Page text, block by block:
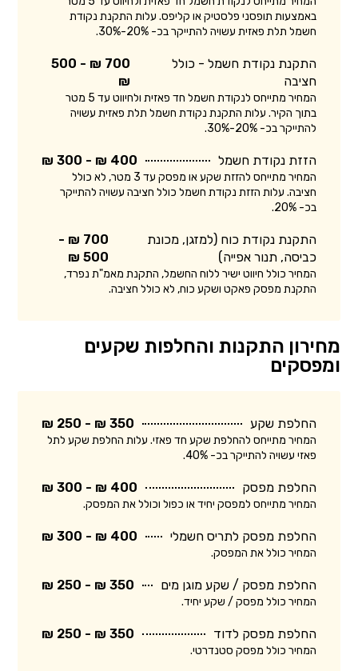
באמצעות תופסני פלסטיק או קליפס. עלות התקנת נקודת
חשמל תלת פאזית עשויה להתייקר בכ- 20%-30%.
התקנת נקודת חשמל - כולל
חציבה
700 ₪ - 500
₪
המחיר מתייחס לנקודת חשמל חד פאזית ולחיווט עד 5 מטר
בתוך הקיר. עלות התקנת נקודת חשמל תלת פאזית עשויה
להתייקר בכ- 20%-30%.
הזזת נקודת חשמל 400 ₪ - 300 ₪
המחיר מתייחס להזזת שקע או מפסק עד 3 מטר, לא כולל
חציבה. עלות הזזת נקודת חשמל כולל חציבה עשויה להתייקר
בכ- 20%.
התקנת נקודת כוח (למזגן, מכונת
כביסה, תנור אפייה)
700 ₪ -
500 ₪
המחיר כולל חיווט ישיר ללוח החשמל, התקנת מאמ"ת נפרד,
התקנת מפסק פאקט ושקע כוח, לא כולל חציבה.
מחירון התקנות והחלפות שקעים
ומפסקים
החלפת שקע 350 ₪ - 250 ₪
המחיר מתייחס להחלפת שקע חד פאזי. עלות החלפת שקע לתל
פאזי עשויה להתייקר בכ- 40%.
החלפת מפסק 400 ₪ - 300 ₪
המחיר מתייחס למפסק יחיד או כפול וכולל את המפסק.
החלפת מפסק לתריס חשמלי 400 ₪ - 300 ₪
המחיר כולל את המפסק.
החלפת מפסק / שקע מוגן מים 350 ₪ - 250 ₪
המחיר כולל מפסק / שקע יחיד.
החלפת מפסק לדוד 350 ₪ - 250 ₪
המחיר כולל מפסק סטנדרטי.